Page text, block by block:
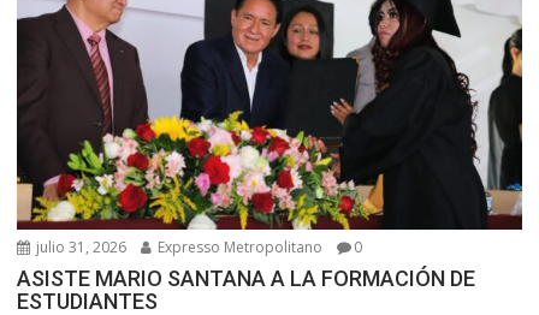
julio 31, 2026 Expresso Metropolitano 0
ASISTE MARIO SANTANA A LA FORMACIÓN DE
ESTUDIANTES